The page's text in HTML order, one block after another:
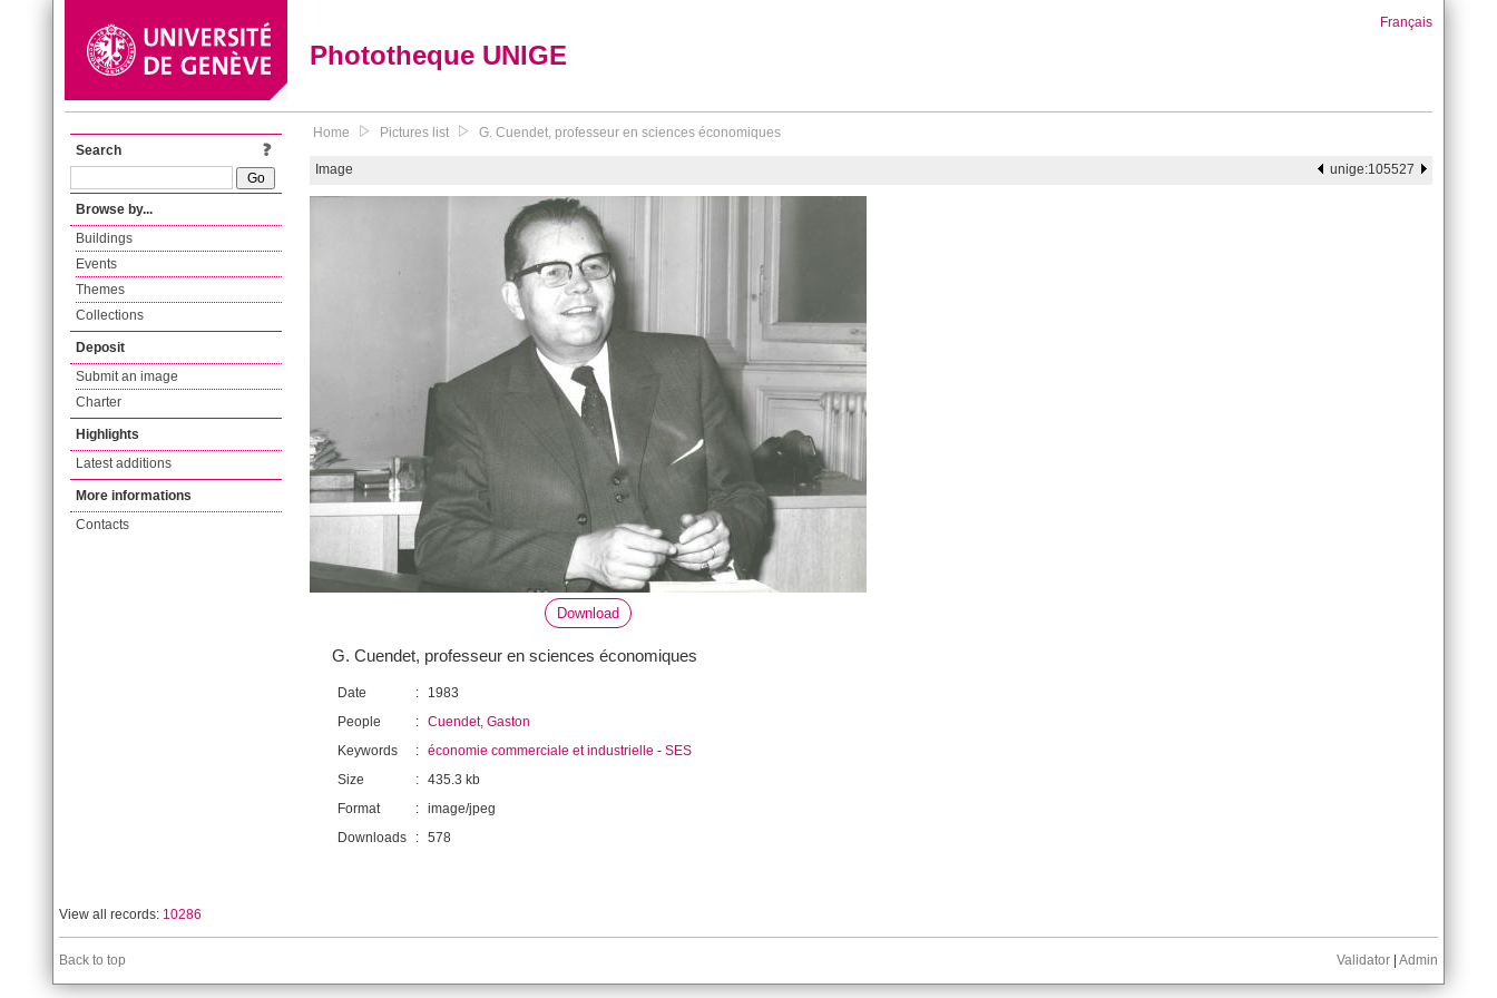
Phototheque UNIGE
Français
Search
Browse by...
Buildings
Events
Themes
Collections
Deposit
Submit an image
Charter
Highlights
Latest additions
More informations
Contacts
Home Pictures list G. Cuendet, professeur en sciences économiques
Image unige:105527
Download
G. Cuendet, professeur en sciences économiques
Date :
1983
People
: Cuendet, Gaston
Keywords
: économie commerciale et industrielle - SES
Size
: 435.3 kb
Format
: image/jpeg
Downloads
: 578
View all records: 10286
Back to top Validator Admin